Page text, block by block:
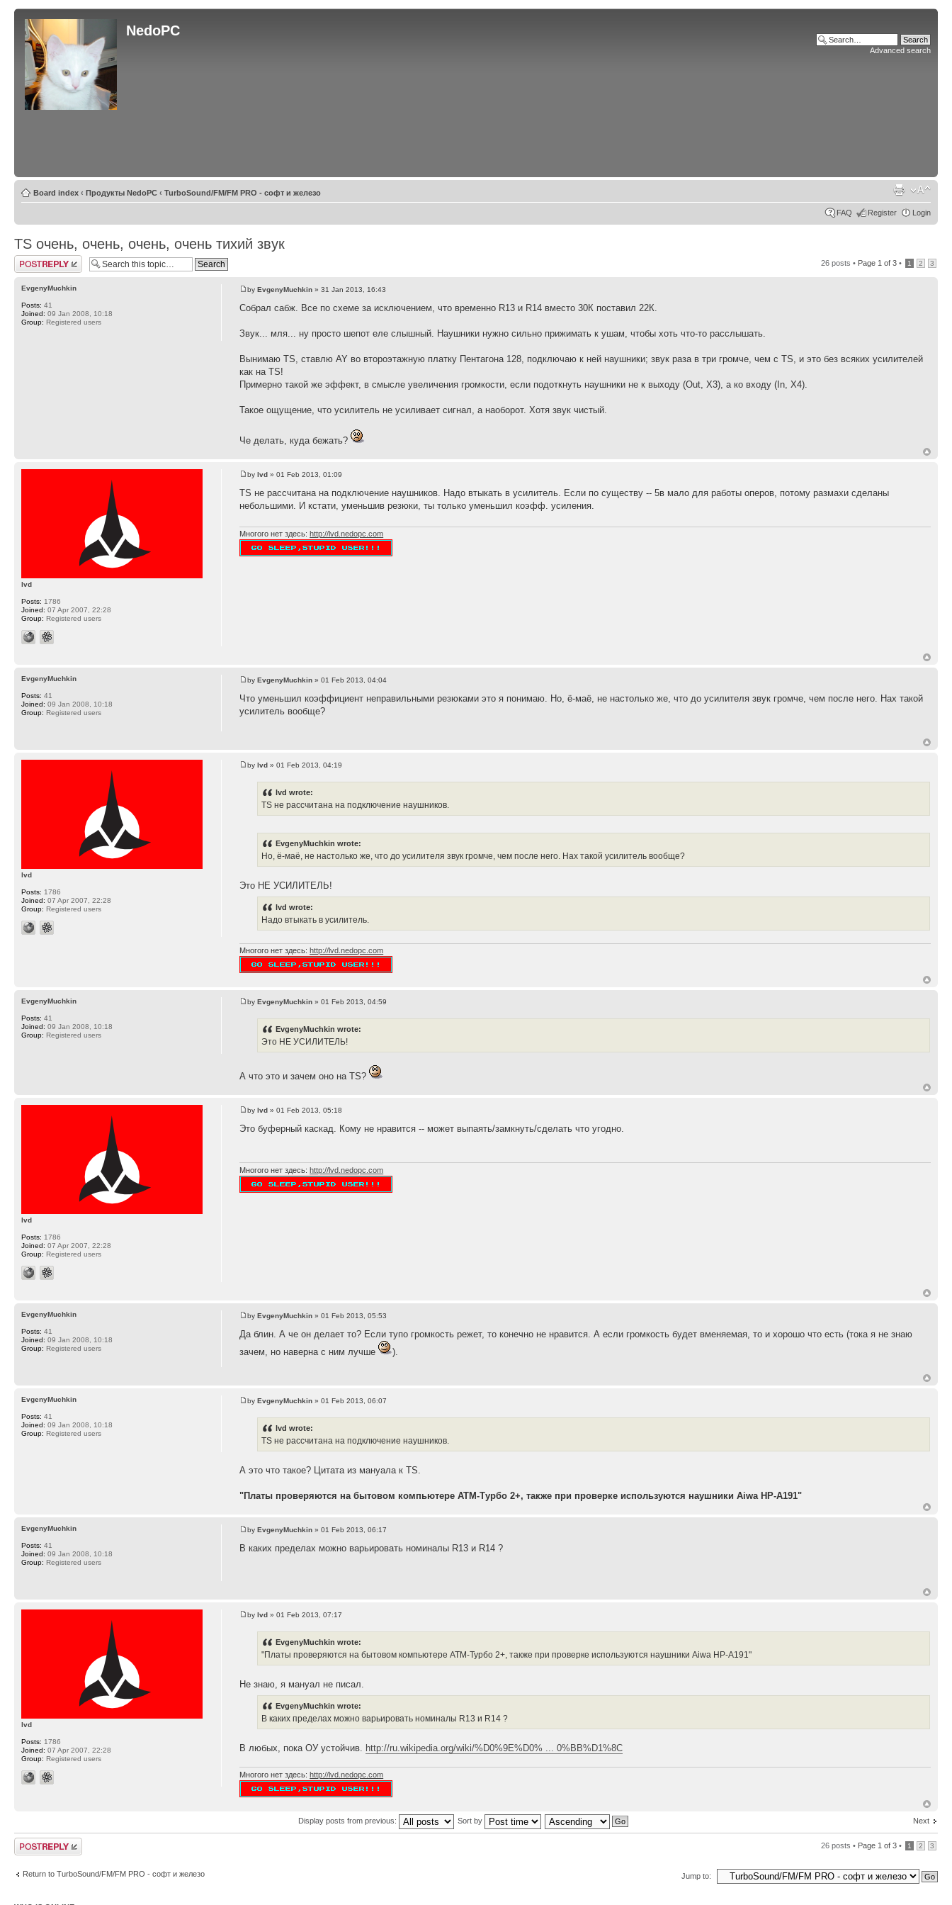
NedoPC
Advanced search
Board index ‹ Продукты NedoPC ‹ TurboSound/FM/FM PRO - софт и железо
FAQ Register Login
TS очень, очень, очень, очень тихий звук
Post a reply 26 posts • Page 1 of 3 • 1 2 3
byEvgenyMuchkin » 31 Jan 2013, 16:43
Собрал сабж. Все по схеме за исключением, что временно R13 и R14 вместо 30К поставил 22К.
Звук... мля... ну просто шепот еле слышный. Наушники нужно сильно прижимать к ушам, чтобы хоть что-то расслышать.
Вынимаю TS, ставлю AY во второэтажную платку Пентагона 128, подключаю к ней наушники; звук раза в три громче, чем с TS, и это без всяких усилителей
как на TS!
Примерно такой же эффект, в смысле увеличения громкости, если подоткнуть наушники не к выходу (Out, X3), а ко входу (In, X4).
Такое ощущение, что усилитель не усиливает сигнал, а наоборот. Хотя звук чистый.
Че делать, куда бежать?
EvgenyMuchkin
Posts: 41
Joined: 09 Jan 2008, 10:18
Group: Registered users
bylvd » 01 Feb 2013, 01:09
TS не рассчитана на подключение наушников. Надо втыкать в усилитель. Если по существу -- 5в мало для работы оперов, потому размахи сделаны
небольшими. И кстати, уменьшив резюки, ты только уменьшил коэфф. усиления.
Многого нет здесь: http://lvd.nedopc.com
lvd
Posts: 1786
Joined: 07 Apr 2007, 22:28
Group: Registered users
byEvgenyMuchkin » 01 Feb 2013, 04:04
Что уменьшил коэффициент неправильными резюками это я понимаю. Но, ё-маё, не настолько же, что до усилителя звук громче, чем после него. Нах такой
усилитель вообще?
EvgenyMuchkin
Posts: 41
Joined: 09 Jan 2008, 10:18
Group: Registered users
bylvd » 01 Feb 2013, 04:19
lvd wrote:
TS не рассчитана на подключение наушников.
EvgenyMuchkin wrote:
Но, ё-маё, не настолько же, что до усилителя звук громче, чем после него. Нах такой усилитель вообще?
Это НЕ УСИЛИТЕЛЬ!
lvd wrote:
Надо втыкать в усилитель.
Многого нет здесь:http://lvd.nedopc.com
lvd
Posts: 1786
Joined: 07 Apr 2007, 22:28
Group: Registered users
byEvgenyMuchkin » 01 Feb 2013, 04:59
EvgenyMuchkin wrote:
Это НЕ УСИЛИТЕЛЬ!
А что это и зачем оно на TS?
EvgenyMuchkin
Posts: 41
Joined: 09 Jan 2008, 10:18
Group: Registered users
bylvd » 01 Feb 2013, 05:18
Это буферный каскад. Кому не нравится -- может выпаять/замкнуть/сделать что угодно.
Многого нет здесь:http://lvd.nedopc.com
lvd
Posts: 1786
Joined: 07 Apr 2007, 22:28
Group: Registered users
byEvgenyMuchkin » 01 Feb 2013, 05:53
Да блин. А че он делает то? Если тупо громкость режет, то конечно не нравится. А если громкость будет вменяемая, то и хорошо что есть (тока я не знаю
зачем, но наверна с ним лучше
).
EvgenyMuchkin
Posts: 41
Joined: 09 Jan 2008, 10:18
Group: Registered users
byEvgenyMuchkin » 01 Feb 2013, 06:07
lvd wrote:
TS не рассчитана на подключение наушников.
А это что такое? Цитата из мануала к TS.
"Платы проверяются на бытовом компьютере АТМ-Турбо 2+, также при проверке используются наушники Aiwa HP-A191"
EvgenyMuchkin
Posts: 41
Joined: 09 Jan 2008, 10:18
Group: Registered users
byEvgenyMuchkin » 01 Feb 2013, 06:17
В каких пределах можно варьировать номиналы R13 и R14 ?
EvgenyMuchkin
Posts: 41
Joined: 09 Jan 2008, 10:18
Group: Registered users
bylvd » 01 Feb 2013, 07:17
EvgenyMuchkin wrote:
"Платы проверяются на бытовом компьютере АТМ-Турбо 2+, также при проверке используются наушники Aiwa HP-A191"
Не знаю, я мануал не писал.
EvgenyMuchkin wrote:
В каких пределах можно варьировать номиналы R13 и R14 ?
В любых, пока ОУ устойчив. http://ru.wikipedia.org/wiki/%D0%9E%D0% ... 0%BB%D1%8C
Многого нет здесь:http://lvd.nedopc.com
lvd
Posts: 1786
Joined: 07 Apr 2007, 22:28
Group: Registered users
Next
Display posts from previous: Sort by
Post a reply 26 posts • Page 1 of 3 • 1 2 3
Return to TurboSound/FM/FM PRO - софт и железо Jump to: